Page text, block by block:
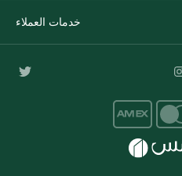
خدمات العملاء